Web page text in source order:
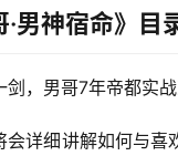
·男神宿命》目
剑，男哥7年帝都实
会详细讲解如何与喜